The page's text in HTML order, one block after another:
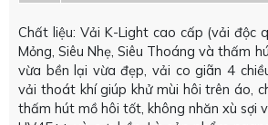
Chất liệu: Vải K-Light cao cấp (vải độc
Mỏng, Siêu Nhẹ, Siêu Thoáng và thấm
vừa bền lại vừa đẹp, vải co giãn 4
vải thoát khí giúp khử mùi hôi trên áo,
thấm hút mồ hôi tốt, không nhăn xù sợi